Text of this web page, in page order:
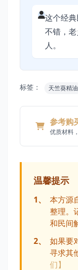
这个经
不错，
人。
标签： 天竺葵精油
参考购
优质材料
温馨提示
1、
本方源
整理。
和民间
2、
如果要
寻求其
们】